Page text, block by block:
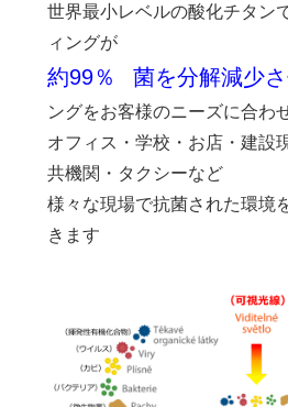
世界最小レベルの酸化チタン
ィングが
約99％ 菌を分解減少
ングをお客様のニーズに合わ
オフィス・学校・お店・建設
共機関・タクシーなど
様々な現場で抗菌された環境
きます